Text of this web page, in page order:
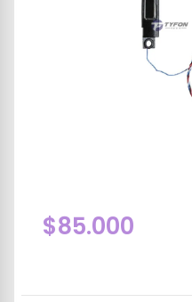
$85.000